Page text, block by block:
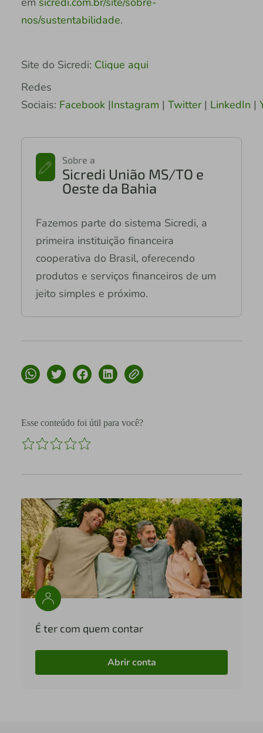
nos/sustentabilidade.
Site do Sicredi: Clique aqui
Redes
Sociais: Facebook|Instagram | Twitter| LinkedIn |
Sobre a
Sicredi União MS/TO e
Oeste da Bahia
Fazemos parte do sistema Sicredi, a
primeira instituição financeira
cooperativa do Brasil, oferecendo
produtos e serviços financeiros de um
jeito simples e próximo.
Esse conteúdo foi útil para você?
É ter com quem contar
Abrir conta